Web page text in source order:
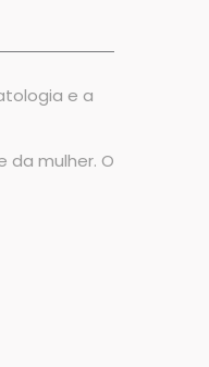
e a
mulher. O